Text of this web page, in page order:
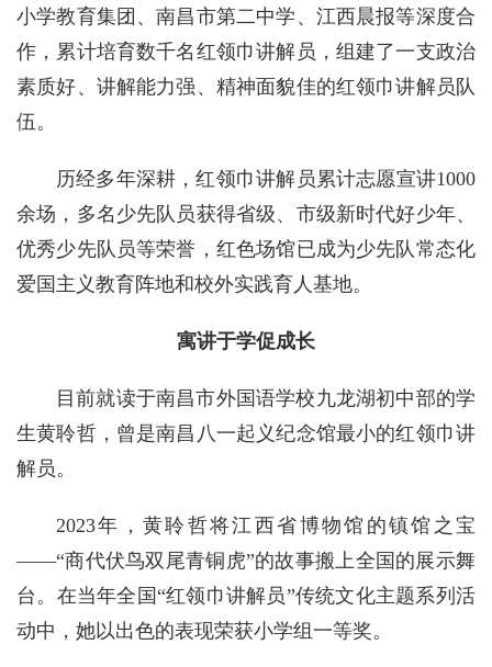
小学教育集团、南昌市第二中学、江西晨报等深度合
作，累计培育数千名红领巾讲解员，组建了一支政治
素质好、讲解能力强、精神面貌佳的红领巾讲解员队
伍。
历经多年深耕，红领巾讲解员累计志愿宣讲1000
余场，多名少先队员获得省级、市级新时代好少年、
优秀少先队员等荣誉，红色场馆已成为少先队常态化
爱国主义教育阵地和校外实践育人基地。
寓讲于学促成长
目前就读于南昌市外国语学校九龙湖初中部的学
生黄聆哲，曾是南昌八一起义纪念馆最小的红领巾讲
解员。
2023年，黄聆哲将江西省博物馆的镇馆之宝
——“商代伏鸟双尾青铜虎”的故事搬上全国的展示舞
台。在当年全国“红领巾讲解员”传统文化主题系列活
动中，她以出色的表现荣获小学组一等奖。